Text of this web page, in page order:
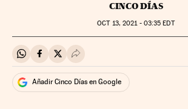
CINCO DÍAS
OCT13, 2021 - 03:35 EDT
Compartir en Whatsapp
Compartir en Facebook
Compartir en Twitter
Desplegar Redes Sociales
Añadir Cinco Días en Google